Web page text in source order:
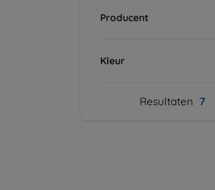
Producent
Kleur
Resultaten 7